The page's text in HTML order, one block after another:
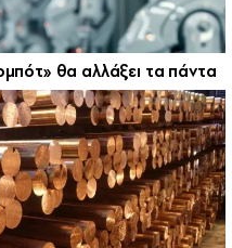
θα αλλάξει τα πάντα